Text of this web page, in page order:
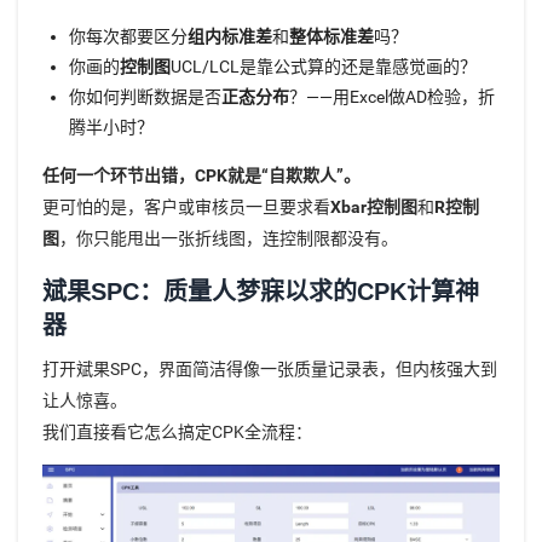
你每次都要区分组内标准差和整体标准差吗？
你画的控制图UCL/LCL是靠公式算的还是靠感觉画的？
你如何判断数据是否正态分布？——用Excel做AD检验，折
腾半小时？
任何一个环节出错，CPK就是“自欺欺人”。
更可怕的是，客户或审核员一旦要求看Xbar控制图和R控制
图 ，你只能甩出一张折线图，连控制限都没有。
斌果SPC：质量人梦寐以求的CPK计算神
器
打开斌果SPC，界面简洁得像一张质量记录表，但内核强大到
让人惊喜。
我们直接看它怎么搞定CPK全流程：